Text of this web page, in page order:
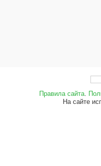
Правила сайта.
На сайте